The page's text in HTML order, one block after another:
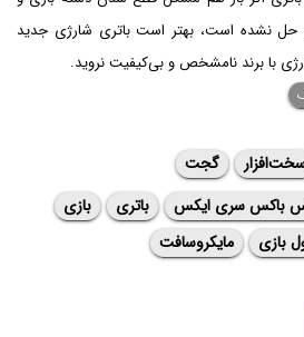
نشده است، بهتر است باتری شارژی جدید
با برند نامشخص و بی‌کیفیت نروید.
گجت
باکس سری ایکس باتری
بازی
بازی
مایکروسافت